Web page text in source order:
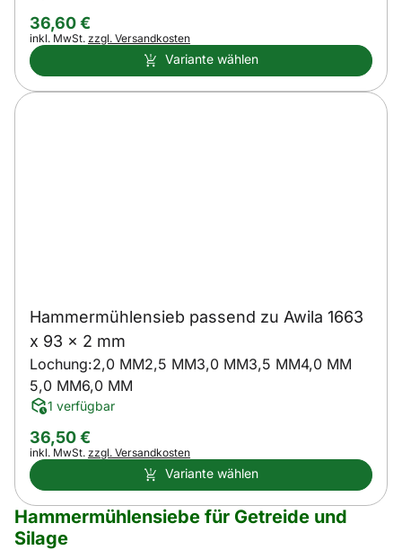
36,60€
Steuerhinweis:
inkl. MwSt. zzgl. Versandkosten
Variante wählen
Hammermühlensieb passend zu Awila 1663
x 93 x 2 mm
Lochung:2,0 MM2,5 MM3,0 MM3,5 MM4,0 MM
5,0 MM6,0 MM
1 verfügbar
36,50€
Steuerhinweis:
inkl. MwSt. zzgl. Versandkosten
Variante wählen
Hammermühlensiebe für Getreide und
Silage